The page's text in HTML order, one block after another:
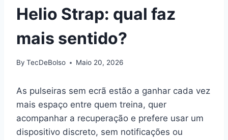
Helio Strap: qual faz
mais sentido?
By TecDeBolso Maio 20, 2026
As pulseiras sem ecrã estão a ganhar cada vez
mais espaço entre quem treina, quer
acompanhar a recuperação e prefere usar um
dispositivo discreto, sem notificações ou